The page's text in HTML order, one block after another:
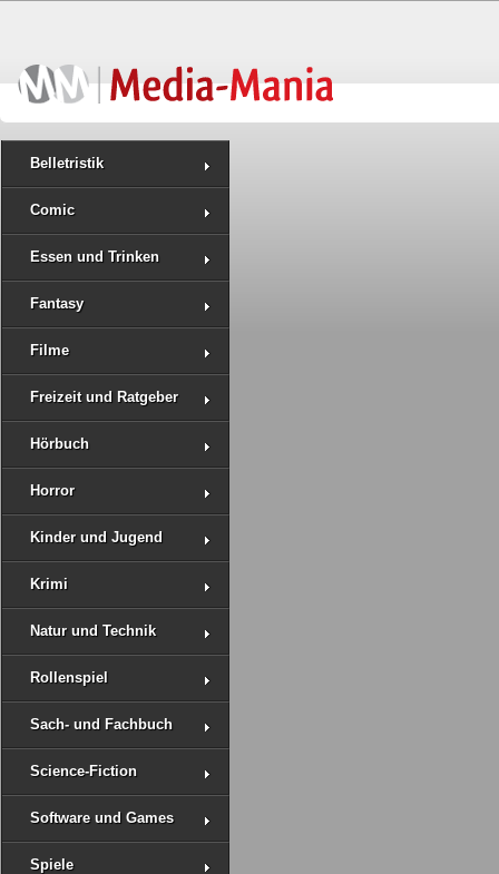
Belletristik
Comic
Essen und Trinken
Fantasy
Filme
Freizeit und Ratgeber
Hörbuch
Horror
Kinder und Jugend
Krimi
Natur und Technik
Rollenspiel
Sach- und Fachbuch
Science-Fiction
Software und Games
Spiele